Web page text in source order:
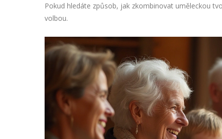
Pokud hledáte způsob, jak zkombinovat uměleckou
volbou.